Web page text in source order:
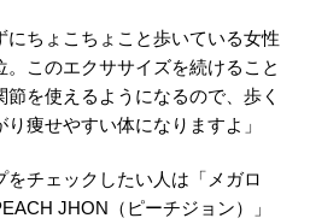
にちょこちょこと歩いている女性
このエクササイズを続けること
を使えるようになるので、歩く
痩せやすい体になりますよ」
をチェックしたい人は「メガロ
JHON（ピーチジョン）」